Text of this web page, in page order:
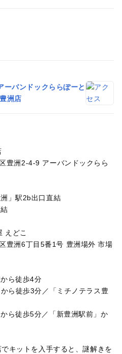
バンドックららぽーと
洲店
豊洲2-4-9 アーバンドックらら
」駅2b出口直結
えどこ
豊洲6丁目5番1号 豊洲場外 市場
ら徒歩4分
ら徒歩3分／「ミチノテラス豊
ら徒歩5分／「新豊洲駅前」か
キットを入手すると、謎解きを